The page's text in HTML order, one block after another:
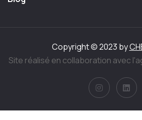
Copyright © 2023 by
Site réalisé en collaboration avec